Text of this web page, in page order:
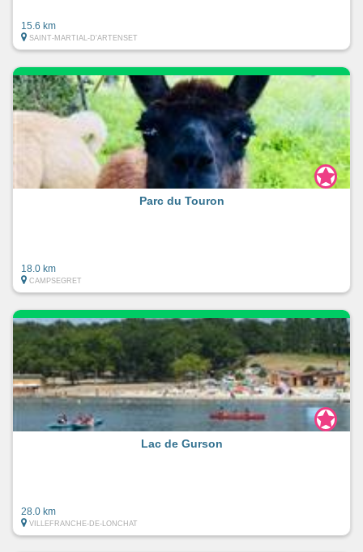
15.6 km
SAINT-MARTIAL-D'ARTENSET
Parc du Touron
18.0 km
CAMPSEGRET
Lac de Gurson
28.0 km
VILLEFRANCHE-DE-LONCHAT